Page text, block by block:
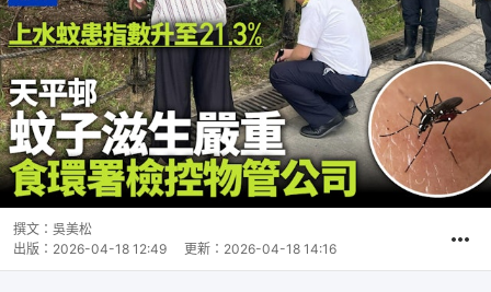
撰文： 吳美松
出版： 2026-04-18 12:49 更新： 2026-04-18 14:16